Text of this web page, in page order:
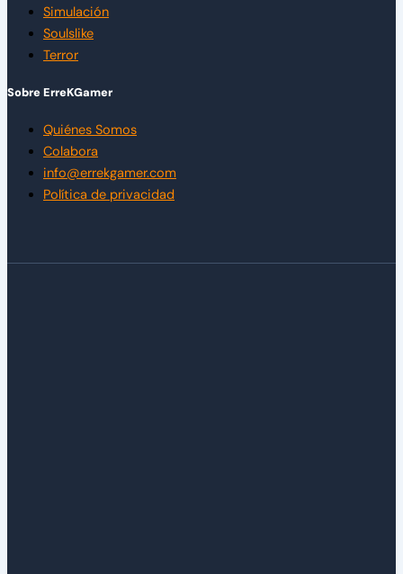
Simulación
Soulslike
Terror
Sobre ErreKGamer
Quiénes Somos
Colabora
info@errekgamer.com
Política de privacidad